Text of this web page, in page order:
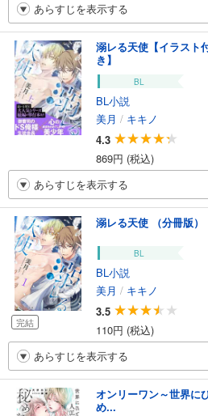
あらすじを表示する
溺レる天使【イラスト
き】
BL
BL小説
美月 / キキノ
4.3
869円 (税込)
あらすじを表示する
完結
溺レる天使 （分冊版）
BL
BL小説
美月 / キキノ
3.5
110円 (税込)
あらすじを表示する
オンリーワン～世界に
め...